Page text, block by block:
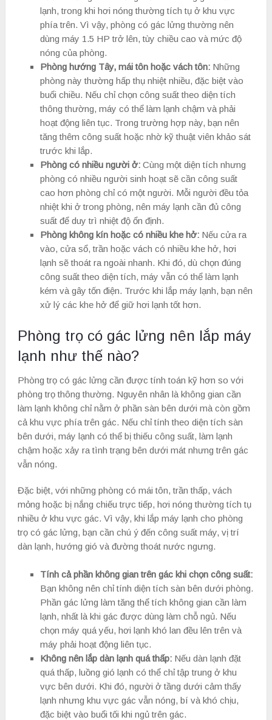
lạnh, trong khi hơi nóng thường tích tụ ở khu vực
phía trên. Vì vậy, phòng có gác lửng thường nên
dùng máy 1.5 HP trở lên, tùy chiều cao và mức độ
nóng của phòng.
Phòng hướng Tây, mái tôn hoặc vách tôn: Những
phòng này thường hấp thụ nhiệt nhiều, đặc biệt vào
buổi chiều. Nếu chỉ chọn công suất theo diện tích
thông thường, máy có thể làm lạnh chậm và phải
hoạt động liên tục. Trong trường hợp này, bạn nên
tăng thêm công suất hoặc nhờ kỹ thuật viên khảo sát
trước khi lắp.
Phòng có nhiều người ở: Cùng một diện tích nhưng
phòng có nhiều người sinh hoạt sẽ cần công suất
cao hơn phòng chỉ có một người. Mỗi người đều tỏa
nhiệt khi ở trong phòng, nên máy lạnh cần đủ công
suất để duy trì nhiệt độ ổn định.
Phòng không kín hoặc có nhiều khe hở: Nếu cửa ra
vào, cửa sổ, trần hoặc vách có nhiều khe hở, hơi
lạnh sẽ thoát ra ngoài nhanh. Khi đó, dù chọn đúng
công suất theo diện tích, máy vẫn có thể làm lạnh
kém và gây tốn điện. Trước khi lắp máy lạnh, bạn nên
xử lý các khe hở để giữ hơi lạnh tốt hơn.
Phòng trọ có gác lửng nên lắp máy
lạnh như thế nào?
Phòng trọ có gác lửng cần được tính toán kỹ hơn so với
phòng trọ thông thường. Nguyên nhân là không gian cần
làm lạnh không chỉ nằm ở phần sàn bên dưới mà còn gồm
cả khu vực phía trên gác. Nếu chỉ tính theo diện tích sàn
bên dưới, máy lạnh có thể bị thiếu công suất, làm lạnh
chậm hoặc xảy ra tình trạng bên dưới mát nhưng trên gác
vẫn nóng.
Đặc biệt, với những phòng có mái tôn, trần thấp, vách
mỏng hoặc bị nắng chiếu trực tiếp, hơi nóng thường tích tụ
nhiều ở khu vực gác. Vì vậy, khi lắp máy lạnh cho phòng
trọ có gác lửng, bạn cần chú ý đến công suất máy, vị trí
dàn lạnh, hướng gió và đường thoát nước ngưng.
Tính cả phần không gian trên gác khi chọn công suất:
Bạn không nên chỉ tính diện tích sàn bên dưới phòng.
Phần gác lửng làm tăng thể tích không gian cần làm
lạnh, nhất là khi gác được dùng làm chỗ ngủ. Nếu
chọn máy quá yếu, hơi lạnh khó lan đều lên trên và
máy phải hoạt động liên tục.
Không nên lắp dàn lạnh quá thấp: Nếu dàn lạnh đặt
quá thấp, luồng gió lạnh có thể chỉ tập trung ở khu
vực bên dưới. Khi đó, người ở tầng dưới cảm thấy
lạnh nhưng khu vực gác vẫn nóng, bí và khó chịu,
đặc biệt vào buổi tối khi ngủ trên gác.